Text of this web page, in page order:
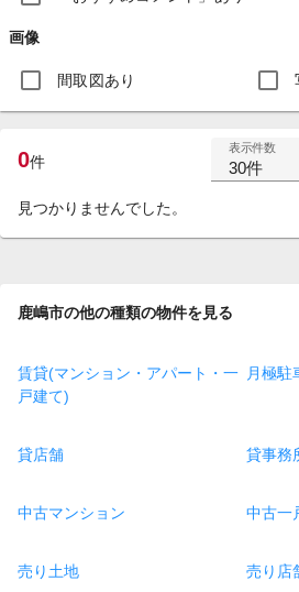
画像
間取図あり
0件
表示件数
30件
見つかりませんでした。
鹿嶋市の他の種類の物件を見る
賃貸(マンション・アパート・一
戸建て)
月極駐
貸店舗 貸事務
中古マンション 中古一
売り土地 売り店